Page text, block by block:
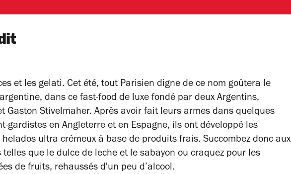
et les gelati. Cet été, tout Parisien digne de ce nom goûtera le
dans ce fast-food de luxe fondé par deux Argentins,
Gaston Stivelmaher. Après avoir fait leurs armes dans quelques
gardistes en Angleterre et en Espagne, ils ont développé les
ultra crémeux à base de produits frais. Succombez donc aux
telles que le dulce de leche et le sabayon ou craquez pour les
de fruits, rehaussés d'un peu d’alcool.